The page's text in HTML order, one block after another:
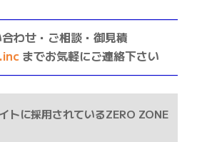
わせ・ご相談・御見積
までお気軽にご連絡下さい
トに採用されているZERO ZONE